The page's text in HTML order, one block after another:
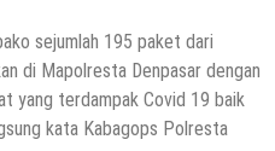
sejumlah 195 paket dari
di Mapolresta Denpasar dengan
yang terdampak Covid 19 baik
kata Kabagops Polresta